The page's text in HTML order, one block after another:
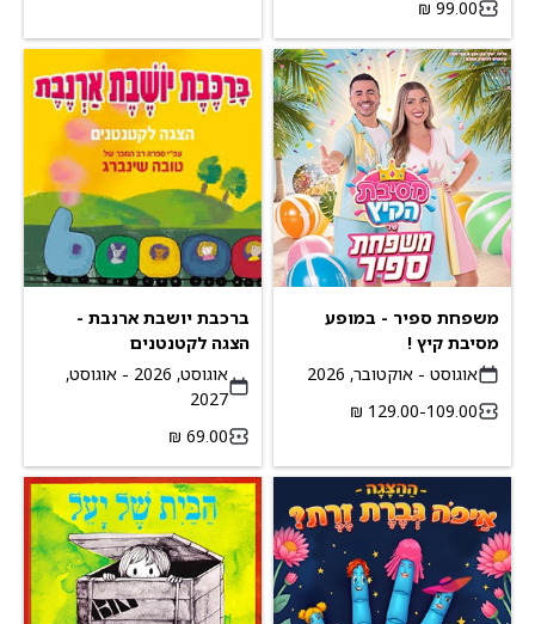
משפחת ספיר - במופע
מסיבת קיץ !
אוגוסט - אוקטובר, 2026
109.00-‏129.00 ‏₪
ברכבת יושבת ארנבת -
הצגה לקטנטנים
אוגוסט, 2026 - אוגוסט,
2027